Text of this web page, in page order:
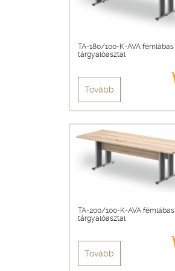
TA-180/100-K-AVA fémlábas
tárgyalóasztal
Tovább
TA-200/100-K-AVA fémlábas
tárgyalóasztal
Tovább